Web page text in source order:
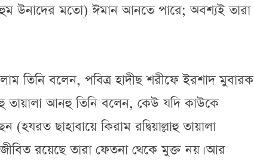
উনাদের মতো) ঈমান আনতে পারে; অবশ্যই তারা
তিনি বলেন, পবিত্র হাদীছ শরীফে ইরশাদ মুবারক
তায়ালা আনহু তিনি বলেন, কেউ যদি কাউকে
ছাহাবায়ে কিরাম রদ্বিয়াল্লাহু তায়ালা
রয়েছে তারা ফেতনা থেকে মুক্ত নয়। আর